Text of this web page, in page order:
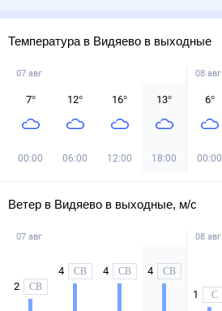
Температура в Видяево в выходные
07 авг
7°
00:00
12°
06:00
16°
12:00
13°
18:00
08 авг
6°
00:00
Ветер в Видяево в выходные, м/с
07 авг
2 СВ
4 СВ 4 СВ 4 СВ
08 авг
1 С